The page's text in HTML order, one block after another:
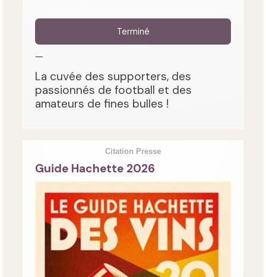
Terminé
—
La cuvée des supporters, des
passionnés de football et des
amateurs de fines bulles !
Citation Presse
Guide Hachette 2026